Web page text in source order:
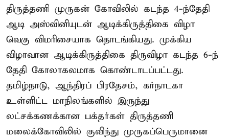
திருத்தணி முருகன் கோவிலில் கடந்த 4-ந்தேதி
ஆடி அஸ்வினியுடன் ஆடிக்கிருத்திகை விழா
வெகு விமரிசையாக தொடங்கியது. முக்கிய
விழாவான ஆடிக்கிருத்திகை திருவிழா கடந்த 6-ந்
தேதி கோலாகலமாக கொண்டாடப்பட்டது.
தமிழ்நாடு, ஆந்திரப் பிரதேசம், கர்நாடகா
உள்ளிட்ட மாநிலங்களில் இருந்து
லட்சக்கணக்கான பக்தர்கள் திருத்தணி
மலைக்கோவிலில் குவிந்து முருகப்பெருமானை